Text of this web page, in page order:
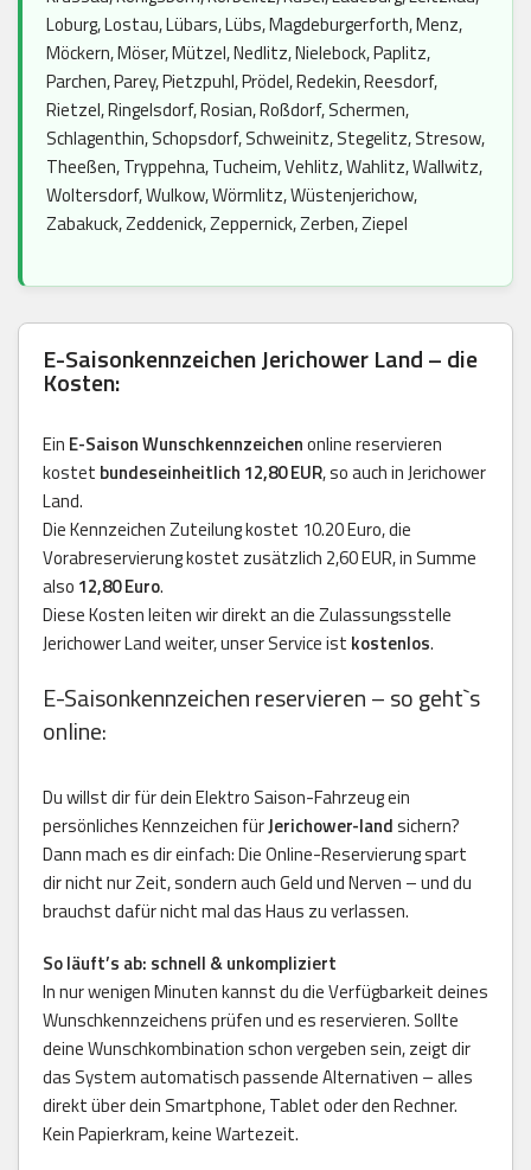
Loburg, Lostau, Lübars, Lübs, Magdeburgerforth, Menz,
Möckern, Möser, Mützel, Nedlitz, Nielebock, Paplitz,
Parchen, Parey, Pietzpuhl, Prödel, Redekin, Reesdorf,
Rietzel, Ringelsdorf, Rosian, Roßdorf, Schermen,
Schlagenthin, Schopsdorf, Schweinitz, Stegelitz, Stresow,
Theeßen, Tryppehna, Tucheim, Vehlitz, Wahlitz, Wallwitz,
Woltersdorf, Wulkow, Wörmlitz, Wüstenjerichow,
Zabakuck, Zeddenick, Zeppernick, Zerben, Ziepel
E-Saisonkennzeichen Jerichower Land – die
Kosten:
Ein E-Saison Wunschkennzeichenonline reservieren
kostet bundeseinheitlich 12,80 EUR, so auch in Jerichower
Land.
Die Kennzeichen Zuteilung kostet 10.20 Euro, die
Vorabreservierung kostet zusätzlich 2,60 EUR, in Summe
also 12,80 Euro.
Diese Kosten leiten wir direkt an die Zulassungsstelle
Jerichower Land weiter, unser Service ist kostenlos.
E-Saisonkennzeichen reservieren – so geht`s
online:
Du willst dir für dein Elektro Saison-Fahrzeug ein
persönliches Kennzeichen fürJerichower-landsichern?
Dann mach es dir einfach: Die Online-Reservierung spart
dir nicht nur Zeit, sondern auch Geld und Nerven – und du
brauchst dafür nicht mal das Haus zu verlassen.
So läuft’s ab: schnell & unkompliziert
In nur wenigen Minuten kannst du die Verfügbarkeit deines
Wunschkennzeichens prüfen und es reservieren. Sollte
deine Wunschkombination schon vergeben sein, zeigt dir
das System automatisch passende Alternativen – alles
direkt über dein Smartphone, Tablet oder den Rechner.
Kein Papierkram, keine Wartezeit.